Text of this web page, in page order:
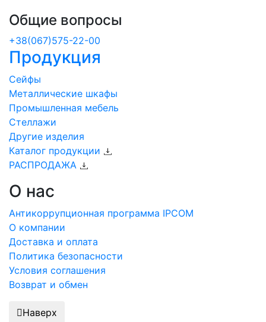
Общие вопросы
+38(067)575-22-00
Продукция
Сейфы
Металлические шкафы
Промышленная мебель
Стеллажи
Другие изделия
Каталог продукции
РАСПРОДАЖА
О нас
Антикоррупционная программа IPCOM
О компании
Доставка и оплата
Политика безопасности
Условия соглашения
Возврат и обмен
Наверх